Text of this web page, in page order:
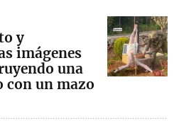
y
imágenes
una
con un mazo